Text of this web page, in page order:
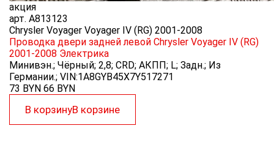
акция
арт. A813123
Chrysler Voyager Voyager IV (RG) 2001-2008
Проводка двери задней левой Chrysler Voyager IV (RG)
2001-2008 Электрика
Минивэн.; Чёрный; 2,8; CRD; АКПП; L; Задн.; Из
Германии.; VIN:1A8GYB45X7Y517271
73 BYN 66 BYN
В корзинуВ корзине